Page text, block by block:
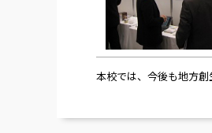
本校では、今後も地方創